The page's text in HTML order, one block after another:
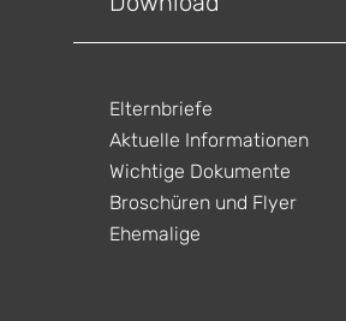
Elternbriefe
Aktuelle Informationen
Wichtige Dokumente
Broschüren und Flyer
Ehemalige